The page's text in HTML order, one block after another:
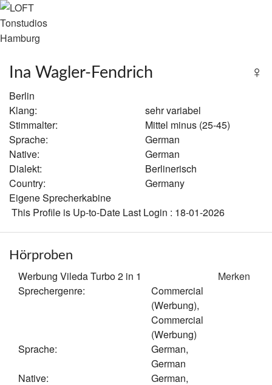
LOFT
Tonstudios
Hamburg
WORK
TEAM
ABOUT
VOICES
LOGIN
Ina Wagler-Fendrich ♀
Berlin
Klang:
sehr variabel
Stimmalter:
Mittel minus (25-45)
Sprache:
German
Native:
German
Dialekt:
Berlinerisch
Country:
Germany
Eigene Sprecherkabine
This Profile is Up-to-Date Last Login : 18-01-2026
Hörproben
Werbung Vileda Turbo 2 in 1
Sprechergenre:
Commercial
(Werbung),
Commercial
(Werbung)
Sprache:
German,
German
Native:
German,
Merken